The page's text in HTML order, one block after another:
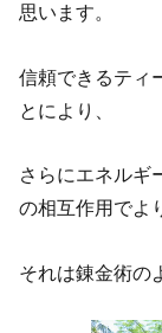
思います。
信頼できるティ
とにより、
さらにエネルギ
の相互作用でよ
それは錬金術の